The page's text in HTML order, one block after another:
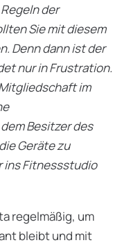
der
Sie mit diesem
Denn dann ist der
nur in Frustration.
im
Besitzer des
Geräte zu
ins Fitnessstudio
regelmäßig, um
bleibt und mit